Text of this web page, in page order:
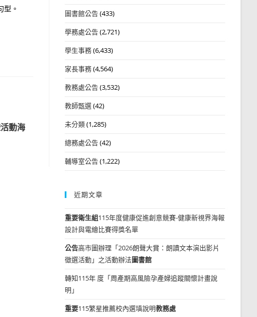
。
動海
圖書館公告(433)
學務處公告(2,721)
學生事務(6,433)
家長事務(4,564)
教務處公告(3,532)
教師甄選(42)
未分類(1,285)
總務處公告(42)
輔導室公告(1,222)
近期文章
重要衛生組115年度健康促進創意競賽-健康新視界海報
設計與電繪比賽得獎名單
公告高市圖辦理「2026朗聲大賞：朗讀文本演出影片
徵選活動」之活動辦法圖書館
轉知115年 度「周產期高風險孕產婦追蹤關懷計畫說
明」
重要115繁星推薦校內選填說明教務處